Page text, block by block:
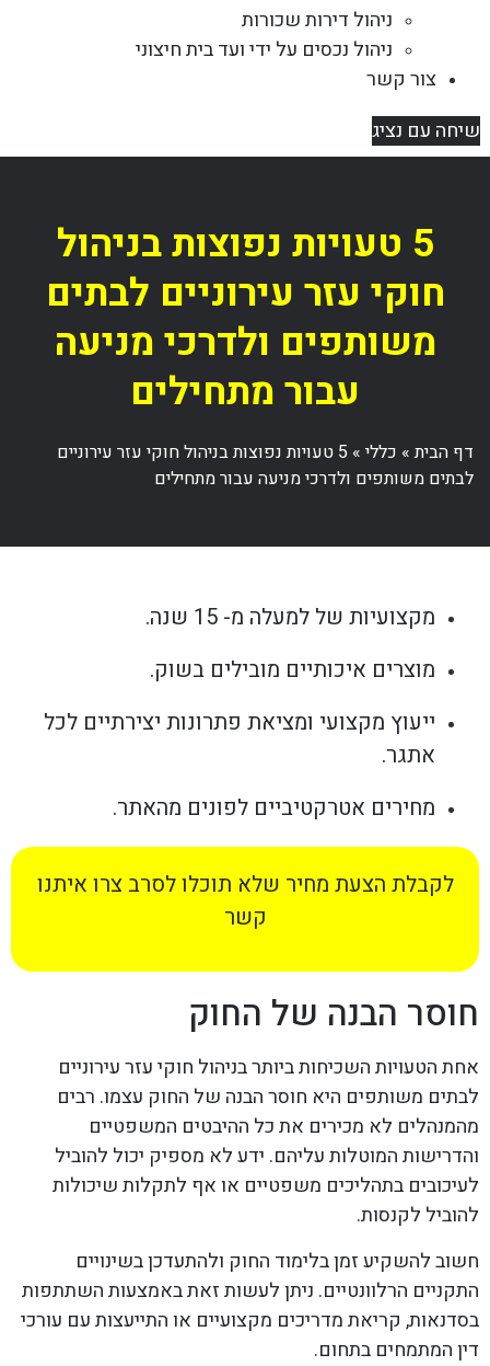
ניהול דירות שכורות
ניהול נכסים על ידי ועד בית חיצוני
צור קשר
שיחה עם נציג
5 טעויות נפוצות בניהול
חוקי עזר עירוניים לבתים
משותפים ולדרכי מניעה
עבור מתחילים
דף הבית» כללי» 5 טעויות נפוצות בניהול חוקי עזר עירוניים
לבתים משותפים ולדרכי מניעה עבור מתחילים
מקצועיות של למעלה מ- 15 שנה.
מוצרים איכותיים מובילים בשוק.
ייעוץ מקצועי ומציאת פתרונות יצירתיים לכל
אתגר.
מחירים אטרקטיביים לפונים מהאתר.
לקבלת הצעת מחיר שלא תוכלו לסרב צרו איתנו
קשר
חוסר הבנה של החוק
אחת הטעויות השכיחות ביותר בניהול חוקי עזר עירוניים
לבתים משותפים היא חוסר הבנה של החוק עצמו. רבים
מהמנהלים לא מכירים את כל ההיבטים המשפטיים
והדרישות המוטלות עליהם. ידע לא מספיק יכול להוביל
לעיכובים בתהליכים משפטיים או אף לתקלות שיכולות
להוביל לקנסות.
חשוב להשקיע זמן בלימוד החוק ולהתעדכן בשינויים
התקניים הרלוונטיים. ניתן לעשות זאת באמצעות השתתפות
בסדנאות, קריאת מדריכים מקצועיים או התייעצות עם עורכי
דין המתמחים בתחום.